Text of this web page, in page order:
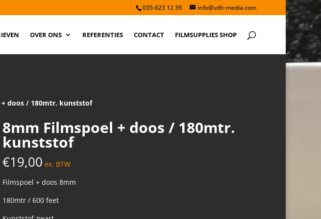
035-623 12 39 info@vdh-media.com
OVER ONS REFERENTIES CONTACT FILMSUPPLIES SHOP
doos / 180mtr. kunststof
8mm Filmspoel + doos / 180mtr.
kunststof
€19,00 ex. BTW
Filmspoel + doos 8mm
180mtr / 600 feet